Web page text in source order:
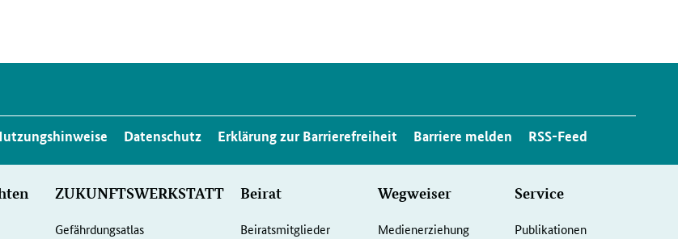
Datenschutz Erklärung zur Barrierefreiheit Barriere melden RSS-Feed
ZUKUNFTSWERKSTATT
Gefährdungsatlas
Beirat
Beiratsmitglieder
Wegweiser
Medienerziehung
Service
Publikationen